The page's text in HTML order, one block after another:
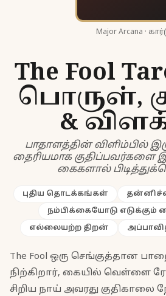
Major Arcana ·
The Fool
பொருள்,
&
பாதாளத்தின் விளிம்பில்
தைரியமாக குதிப்பவர்களை
கைகளால்
புதிய தொடக்கங்கள்
நம்பிக்கையோடு எடுக்கும்
எல்லையற்ற திறன்
The Fool ஒரு செங்குத்தான
நிற்கிறார், கையில் வெள்ளை
சிறிய நாய் அவரது குதிகாலை